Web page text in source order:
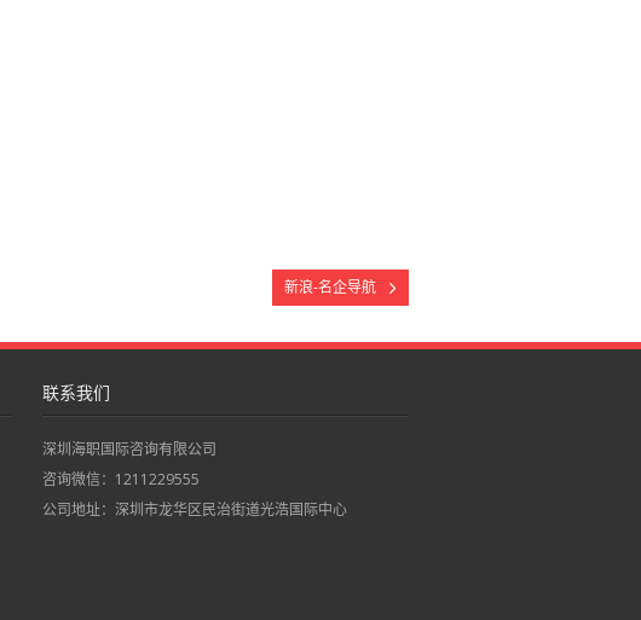
新浪-名企导航
联系我们
深圳海职国际咨询有限公司
咨询微信：1211229555
公司地址：深圳市龙华区民治街道光浩国际中心